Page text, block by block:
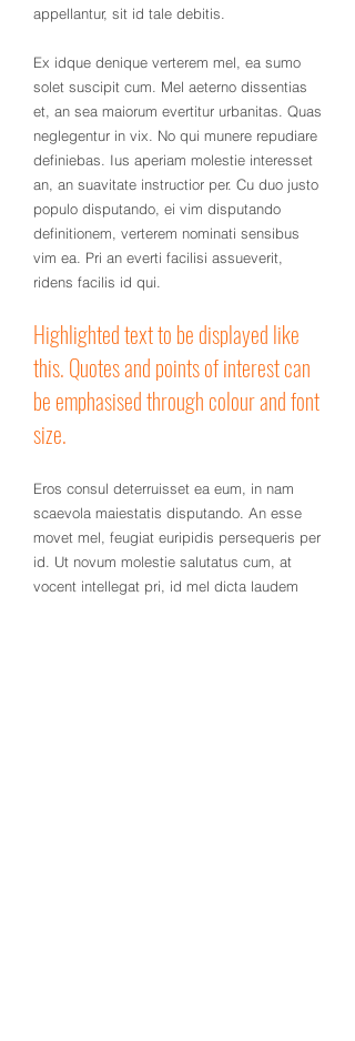
appellantur, sit id tale debitis.
Ex idque denique verterem mel, ea sumo
solet suscipit cum. Mel aeterno dissentias
et, an sea maiorum evertitur urbanitas. Quas
neglegentur in vix. No qui munere repudiare
definiebas. Ius aperiam molestie interesset
an, an suavitate instructior per. Cu duo justo
populo disputando, ei vim disputando
definitionem, verterem nominati sensibus
vim ea. Pri an everti facilisi assueverit,
ridens facilis id qui.
Highlighted text to be displayed like
this. Quotes and points of interest can
be emphasised through colour and font
size.
Eros consul deterruisset ea eum, in nam
scaevola maiestatis disputando. An esse
movet mel, feugiat euripidis persequeris per
id. Ut novum molestie salutatus cum, at
vocent intellegat pri, id mel dicta laudem